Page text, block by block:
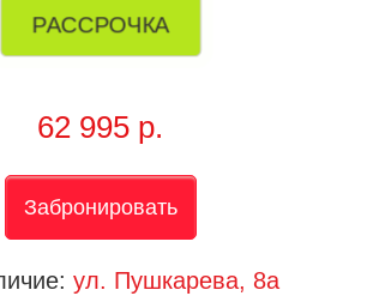
РАССРОЧКА
62 995 р.
Забронировать
ул. Пушкарева, 8a